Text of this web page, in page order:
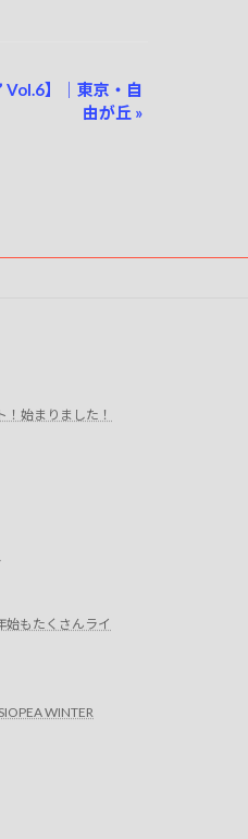
】｜東京・自
由が丘 »
！始まりました！
始もたくさんライ
WINTER